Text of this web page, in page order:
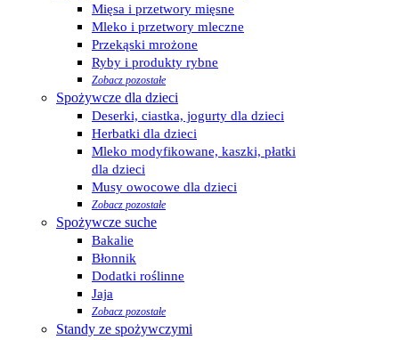
Mięsa i przetwory mięsne
Mleko i przetwory mleczne
Przekąski mrożone
Ryby i produkty rybne
Zobacz pozostałe
Spożywcze dla dzieci
Deserki, ciastka, jogurty dla dzieci
Herbatki dla dzieci
Mleko modyfikowane, kaszki, płatki
dla dzieci
Musy owocowe dla dzieci
Zobacz pozostałe
Spożywcze suche
Bakalie
Błonnik
Dodatki roślinne
Jaja
Zobacz pozostałe
Standy ze spożywczymi